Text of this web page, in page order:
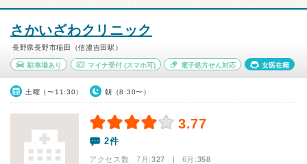
さかいざわクリニック
長野県長野市稲田（信濃吉田駅）
駐車場あり マイナ受付(スマホ可) 電子処方せん対応 女医在籍
土曜（〜11:30） 朝（8:30〜）
3.77
2件
アクセス数 7月:327 | 6月:358